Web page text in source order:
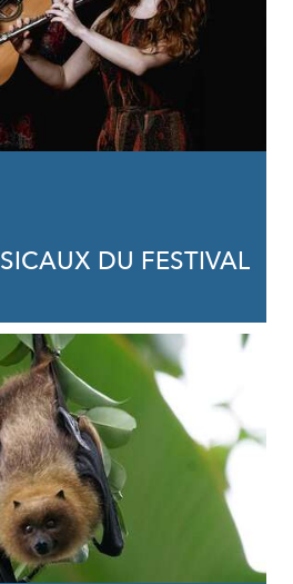
DU FESTIVAL